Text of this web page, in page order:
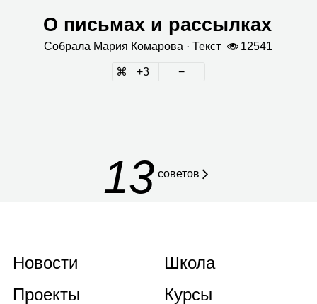
О письмах и рассылках
Собрала Мария Кома­рова · Текст 12541
3
13 советов
Новости
Проекты
Школа
Курсы